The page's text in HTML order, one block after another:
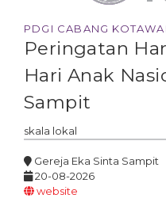
PDGI CABANG
Peringatan
Hari Anak
Sampit
skala lokal
Gereja Eka Sinta Sampit
20-08-2026
website